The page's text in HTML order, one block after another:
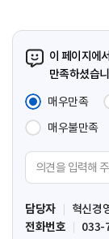
이 페이지에
만족하셨습
매우만족
매우불만족
견
입
력
담당자
혁신경
전화번호
033-